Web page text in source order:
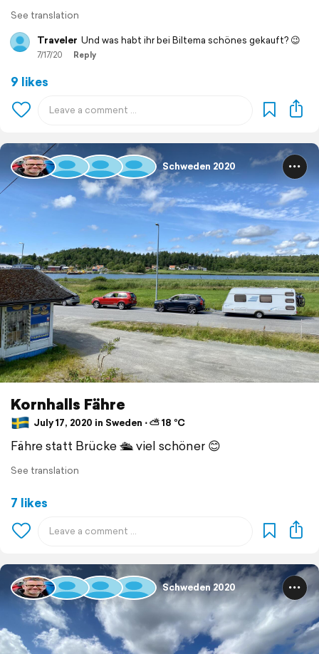
See translation
Traveler Und was habt ihr bei Biltema schönes gekauft? 😉
7/17/20 Reply
9 likes
Schweden 2020
Kornhalls Fähre
July 17, 2020 in Sweden ⋅ ⛅ 18 °C
Fähre statt Brücke 🛳 viel schöner 😊
See translation
7 likes
Schweden 2020